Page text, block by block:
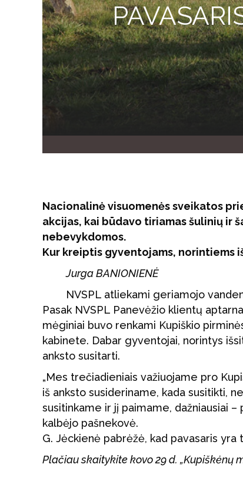
Nacionalinė visuomenės sveikatos
akcijas, kai būdavo tiriamas šulinių ir
nebevykdomos.
Kur kreiptis gyventojams, norintiems
Jurga BANIONIENĖ
NVSPL atliekami geriamojo
Pasak NVSPL Panevėžio klientų
mėginiai buvo renkami Kupiškio
kabinete. Dabar gyventojai, norintys
anksto susitarti.
„Mes trečiadieniais važiuojame pro
iš anksto susideriname, kada susitikti,
susitinkame ir jį paimame, dažniausiai
kalbėjo pašnekovė.
G. Jėckienė pabrėžė, kad pavasaris
Plačiau skaitykite kovo 29 d. „Kupiškėnų